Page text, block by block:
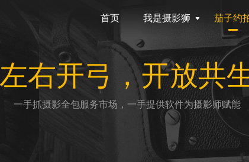
首页 我是摄影狮 茄子约
左右开弓，开放共
一手抓摄影全包服务市场，一手提供软件为摄影师赋能